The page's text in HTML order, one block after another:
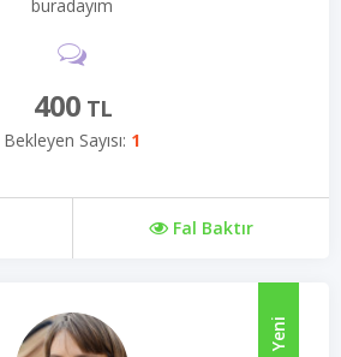
buradayım
400 TL
Bekleyen Sayısı: 1
Fal Baktır
Yeni